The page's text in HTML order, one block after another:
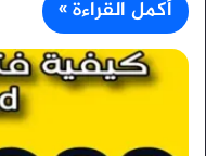
أكمل القراءة »